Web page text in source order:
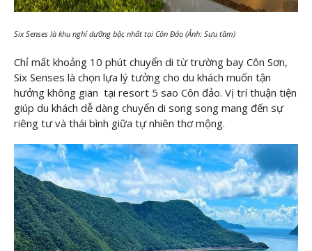
Six Senses là khu nghỉ dưỡng bậc nhất tại Côn Đảo (Ảnh: Sưu tầm)
Chỉ mất khoảng 10 phút chuyển di từ trường bay Côn Sơn,
Six Senses là chọn lựa lý tưởng cho du khách muốn tận
hưởng không gian tại resort 5 sao Côn đảo. Vị trí thuận tiện
giúp du khách dễ dàng chuyển di song song mang đến sự
riêng tư và thái bình giữa tự nhiên thơ mộng.